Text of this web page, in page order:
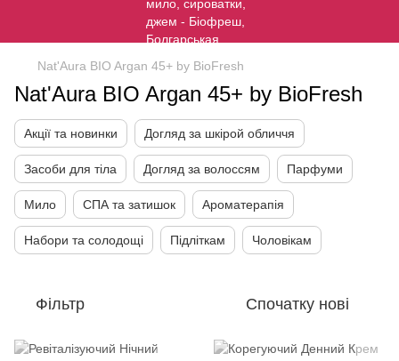
Nat'Aura BIO Argan 45+ by BioFresh
Nat'Aura BIO Argan 45+ by BioFresh
Акції та новинки Догляд за шкірой обличчя
Засоби для тіла Догляд за волоссям Парфуми
Мило СПА та затишок Ароматерапія
Набори та солодощі Підліткам Чоловікам
Фільтр Спочатку нові